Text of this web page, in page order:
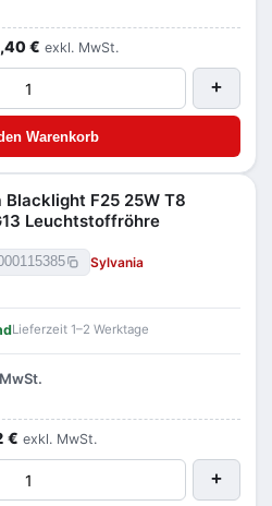
€ exkl. MwSt.
+
Warenkorb
Blacklight F25 25W T8
Leuchtstoffröhre
Sylvania
Lieferzeit 1–2 Werktage
€ exkl. MwSt.
+